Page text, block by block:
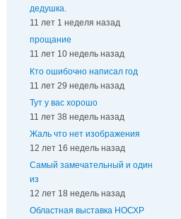
дедушка.
11 лет 1 неделя назад
прощание
11 лет 10 недель назад
Кто ошибочно написал год
11 лет 29 недель назад
Тут у вас хорошо
11 лет 38 недель назад
Жаль что нет изображения
12 лет 16 недель назад
Самый замечательный и один
из
12 лет 18 недель назад
Областная выставка НОСХР